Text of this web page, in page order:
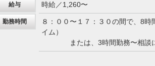
給与 時給／1,260〜
勤務時間
８：００〜１７：３０の間で、8時
イム）
または、3時間勤務〜相談に